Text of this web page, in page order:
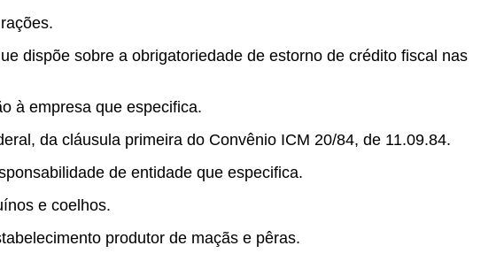
dispõe sobre a obrigatoriedade de estorno de crédito fiscal nas
à empresa que especifica.
da cláusula primeira do Convênio ICM 20/84, de 11.09.84.
de entidade que especifica.
e coelhos.
produtor de maçãs e pêras.